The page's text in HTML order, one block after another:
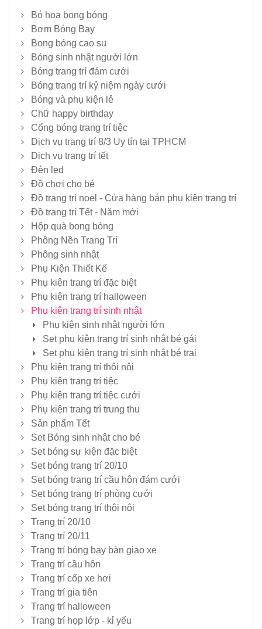
Bó hoa bong bóng
Bơm Bóng Bay
Bong bóng cao su
Bóng sinh nhật người lớn
Bóng trang trí đám cưới
Bóng trang trí kỷ niệm ngày cưới
Bóng và phụ kiện lẻ
Chữ happy birthday
Cổng bóng trang trí tiệc
Dịch vụ trang trí 8/3 Uy tín tại TPHCM
Dịch vụ trang trí tết
Đèn led
Đồ chơi cho bé
Đồ trang trí noel - Cửa hàng bán phụ kiện trang trí
Đồ trang trí Tết - Năm mới
Hộp quà bong bóng
Phông Nền Trang Trí
Phông sinh nhật
Phụ Kiện Thiết Kế
Phụ kiện trang trí đặc biệt
Phụ kiện trang trí halloween
Phụ kiện trang trí sinh nhật
Phụ kiện sinh nhật người lớn
Set phụ kiện trang trí sinh nhật bé gái
Set phụ kiện trang trí sinh nhật bé trai
Phụ kiện trang trí thôi nôi
Phụ kiện trang trí tiệc
Phụ kiện trang trí tiệc cưới
Phụ kiện trang trí trung thu
Sản phẩm Tết
Set Bóng sinh nhật cho bé
Set bóng sự kiện đặc biệt
Set bóng trang trí 20/10
Set bóng trang trí cầu hôn đám cưới
Set bóng trang trí phòng cưới
Set bóng trang trí thôi nôi
Trang trí 20/10
Trang trí 20/11
Trang trí bóng bay bàn giao xe
Trang trí cầu hôn
Trang trí cốp xe hơi
Trang trí gia tiên
Trang trí halloween
Trang trí họp lớp - kỉ yếu